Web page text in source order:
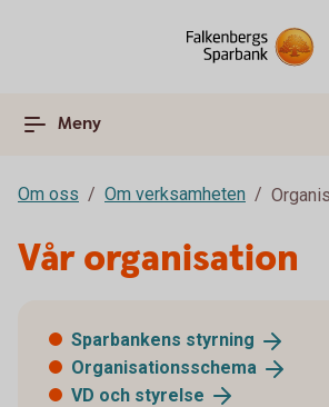
Meny
Om oss Om verksamheten
Vår organisation
Sparbankens styrning
Organisationsschema
VD och styrelse